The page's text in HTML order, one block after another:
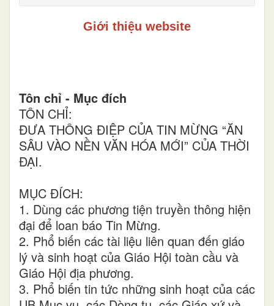
Giới thiệu website
Tôn chỉ - Mục đích
TÔN CHỈ:
ĐƯA THÔNG ĐIỆP CỦA TIN MỪNG “ĂN
SÂU VÀO NỀN VĂN HÓA MỚI” CỦA THỜI
ĐẠI.
MỤC ĐÍCH:
1. Dùng các phương tiện truyền thông hiện
đại để loan báo Tin Mừng.
2. Phổ biến các tài liệu liên quan đến giáo
lý và sinh hoạt của Giáo Hội toàn cầu và
Giáo Hội địa phương.
3. Phổ biến tin tức những sinh hoạt của các